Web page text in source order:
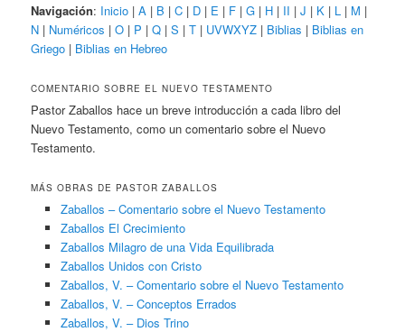
Navigación: Inicio |A | B |C | D | E | F |G | H | II |J | K | L | M |
N | Numéricos |O | P |Q |S |T | UVWXYZ | Biblias | Biblias en
Griego | Biblias en Hebreo
COMENTARIO SOBRE EL NUEVO TESTAMENTO
Pastor Zaballos hace un breve introducción a cada libro del
Nuevo Testamento, como un comentario sobre el Nuevo
Testamento.
MÁS OBRAS DE PASTOR ZABALLOS
Zaballos – Comentario sobre el Nuevo Testamento
Zaballos El Crecimiento
Zaballos Milagro de una Vida Equilibrada
Zaballos Unidos con Cristo
Zaballos, V. – Comentario sobre el Nuevo Testamento
Zaballos, V. – Conceptos Errados
Zaballos, V. – Dios Trino